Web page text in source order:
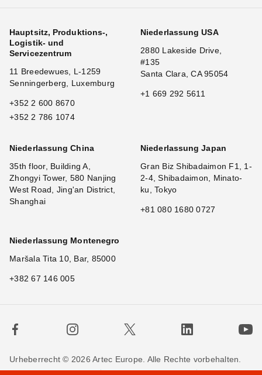
Hauptsitz, Produktions-,
Logistik- und
Servicezentrum
11 Breedewues, L-1259
Senningerberg, Luxemburg
+352 2 600 8670
+352 2 786 1074
Niederlassung USA
2880 Lakeside Drive,
#135
Santa Clara, CA 95054
+1 669 292 5611
Niederlassung China
35th floor, Building A,
Zhongyi Tower, 580 Nanjing
West Road, Jing'an District,
Shanghai
Niederlassung Japan
Gran Biz Shibadaimon F1, 1-
2-4, Shibadaimon, Minato-
ku, Tokyo
+81 080 1680 0727
Niederlassung Montenegro
Maršala Tita 10, Bar, 85000
+382 67 146 005
Urheberrecht © 2026 Artec Europe. Alle Rechte vorbehalten.